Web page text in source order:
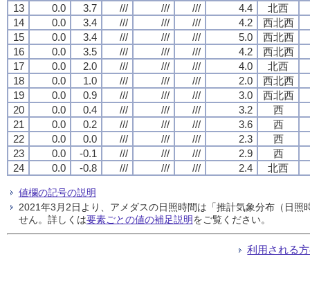
13
0.0 3.7 /// /// /// 4.4
北西
14
0.0 3.4 /// /// /// 4.2
西北西
15
0.0 3.4 /// /// /// 5.0
西北西
16
0.0 3.5 /// /// /// 4.2
西北西
17
0.0 2.0 /// /// /// 4.0
北西
18
0.0 1.0 /// /// /// 2.0
西北西
19
0.0 0.9 /// /// /// 3.0
西北西
20
0.0 0.4 /// /// /// 3.2
西
21
0.0 0.2 /// /// /// 3.6
西
22
0.0 0.0 /// /// /// 2.3
西
23
0.0 -0.1 /// /// /// 2.9
西
24
0.0 -0.8 /// /// /// 2.4 北西
値欄の記号の説明
2021年3月2日より、アメダスの日照時間は「推計気象分布（日
せん。詳しくは要素ごとの値の補足説明をご覧ください。
利用される